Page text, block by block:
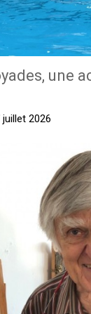
une
2026